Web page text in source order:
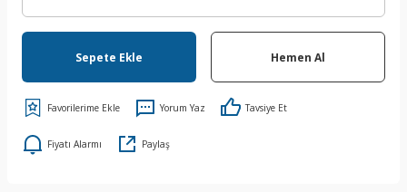
Sepete Ekle Hemen Al
Yorum Yaz Tavsiye Et
Fiyatı Alarmı Paylaş